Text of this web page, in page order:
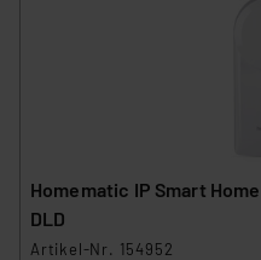
Homematic IP Smart
DLD
Artikel-Nr. 154952